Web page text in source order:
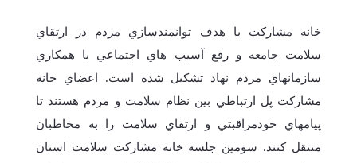
خانه مشاركت با هدف توانمندسازي مردم در ارتقاي
سلامت جامعه و رفع آسيب هاي اجتماعي با همكاري
سازمانهاي مردم نهاد تشكيل شده است. اعضاي خانه
مشاركت پل ارتباطي بين نظام سلامت و مردم هستند تا
پيامهاي خودمراقبتي و ارتقاي سلامت را به مخاطبان
منتقل كنند. سومين جلسه خانه مشاركت سلامت استان